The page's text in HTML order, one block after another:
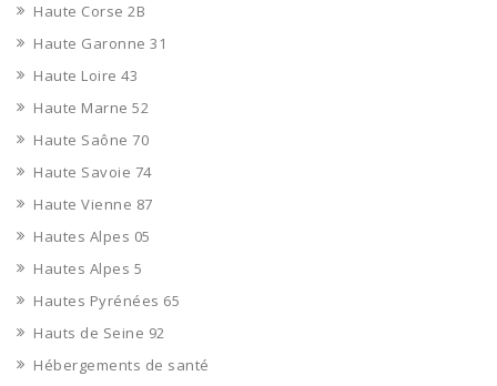
Haute Corse 2B
Haute Garonne 31
Haute Loire 43
Haute Marne 52
Haute Saône 70
Haute Savoie 74
Haute Vienne 87
Hautes Alpes 05
Hautes Alpes 5
Hautes Pyrénées 65
Hauts de Seine 92
Hébergements de santé